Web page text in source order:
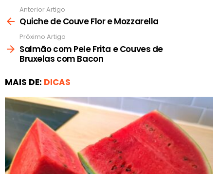
mais
Anterior Artigo
Quiche de Couve Flor e Mozzarella
Próximo Artigo
Salmão com Pele Frita e Couves de
Bruxelas com Bacon
MAIS DE: DICAS